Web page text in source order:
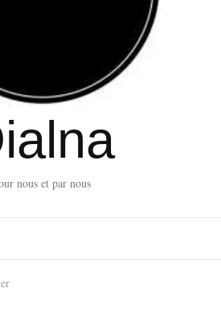
nous et par nous